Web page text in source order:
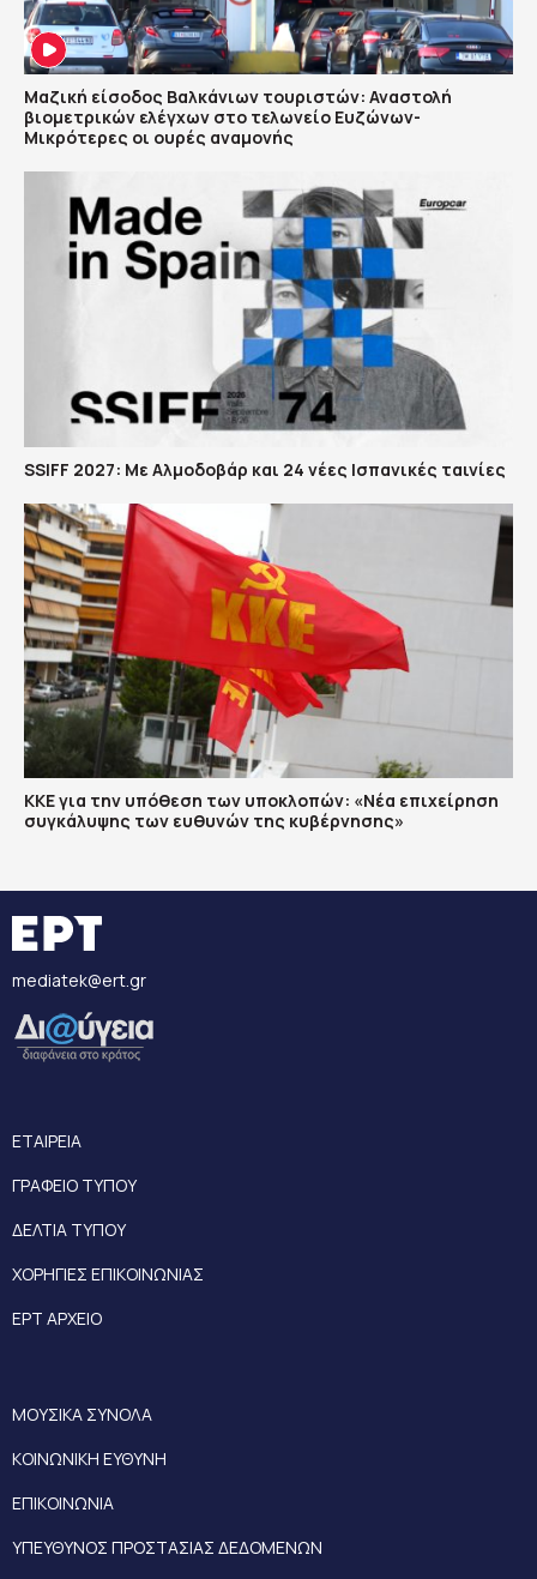
Μαζική είσοδος Βαλκάνιων τουριστών: Αναστολή
βιομετρικών ελέγχων στο τελωνείο Ευζώνων-
Μικρότερες οι ουρές αναμονής
SSIFF 2027: Με Αλμοδοβάρ και 24 νέες Ισπανικές ταινίες
ΚΚΕ για την υπόθεση των υποκλοπών: «Νέα επιχείρηση
συγκάλυψης των ευθυνών της κυβέρνησης»
mediatek@ert.gr
ΕΤΑΙΡΕΙΑ
ΓΡΑΦΕΙΟ ΤΥΠΟΥ
ΔΕΛΤΙΑ ΤΥΠΟΥ
ΧΟΡΗΓΙΕΣ ΕΠΙΚΟΙΝΩΝΙΑΣ
ΕΡΤ ΑΡΧΕΙΟ
ΜΟΥΣΙΚΑ ΣΥΝΟΛΑ
ΚΟΙΝΩΝΙΚΗ ΕΥΘΥΝΗ
ΕΠΙΚΟΙΝΩΝΙΑ
ΥΠΕΥΘΥΝΟΣ ΠΡΟΣΤΑΣΙΑΣ ΔΕΔΟΜΕΝΩΝ